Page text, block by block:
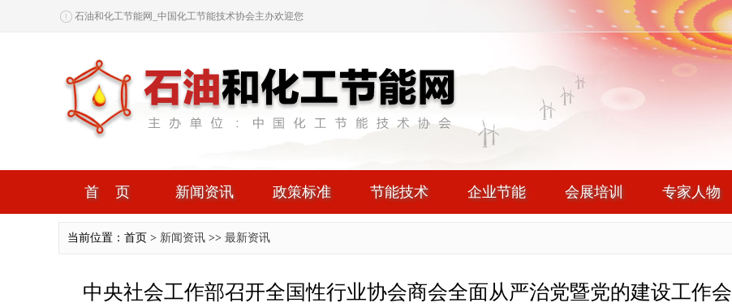
石油和化工节能网_中国化工节能技术协会主办欢迎您
首页 新闻资讯 政策标准 节能技术 企业节能 会展培训 专家人物
当前位置：首页 > 新闻资讯 >> 最新资讯
中央社会工作部召开全国性行业协会商会全面从严治党暨党的建设工作会